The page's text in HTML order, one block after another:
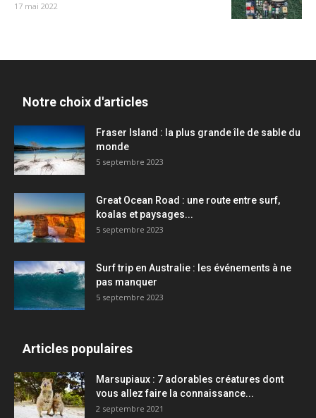
17 mai 2022
Notre choix d'articles
Fraser Island : la plus grande île de sable du
monde
5 septembre 2023
Great Ocean Road : une route entre surf,
koalas et paysages...
5 septembre 2023
Surf trip en Australie : les événements à ne
pas manquer
5 septembre 2023
Articles populaires
Marsupiaux : 7 adorables créatures dont
vous allez faire la connaissance...
2 septembre 2021